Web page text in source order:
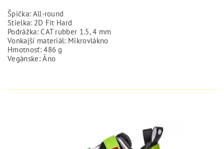
Špička: All-round
Stielka: 2D Fit Hard
Podrážka: CAT rubber 1.5, 4 mm
Vonkajší materiál: Mikrovlákno
Hmotnosť: 486 g
Vegánske: Áno